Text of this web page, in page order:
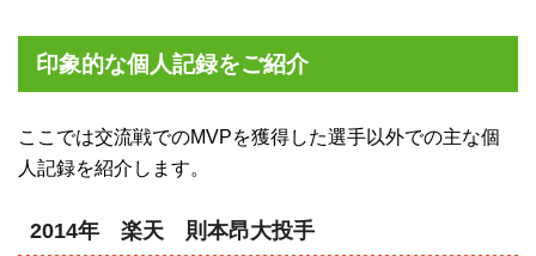
印象的な個人記録をご紹介
ここでは交流戦でのMVPを獲得した選手以外での主な個
人記録を紹介します。
2014年 楽天 則本昂大投手